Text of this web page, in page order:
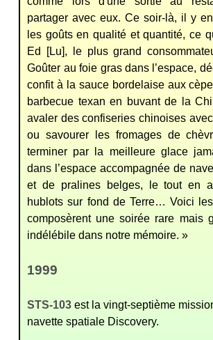
partager avec eux. Ce soir-là, il y
les goûts en qualité et quantité, ce
Ed [Lu], le plus grand
Goûter au foie gras dans l’espace,
confit à la sauce bordelaise aux
barbecue texan en buvant de la
avaler des confiseries chinoises
ou savourer les fromages de
terminer par la meilleure glace
dans l’espace accompagnée de
et de pralines belges, le tout en
hublots sur fond de Terre… Voici
composèrent une soirée rare mais
indélébile dans notre mémoire. »
1999
STS-103 est la vingt-septième
navette spatiale Discovery.